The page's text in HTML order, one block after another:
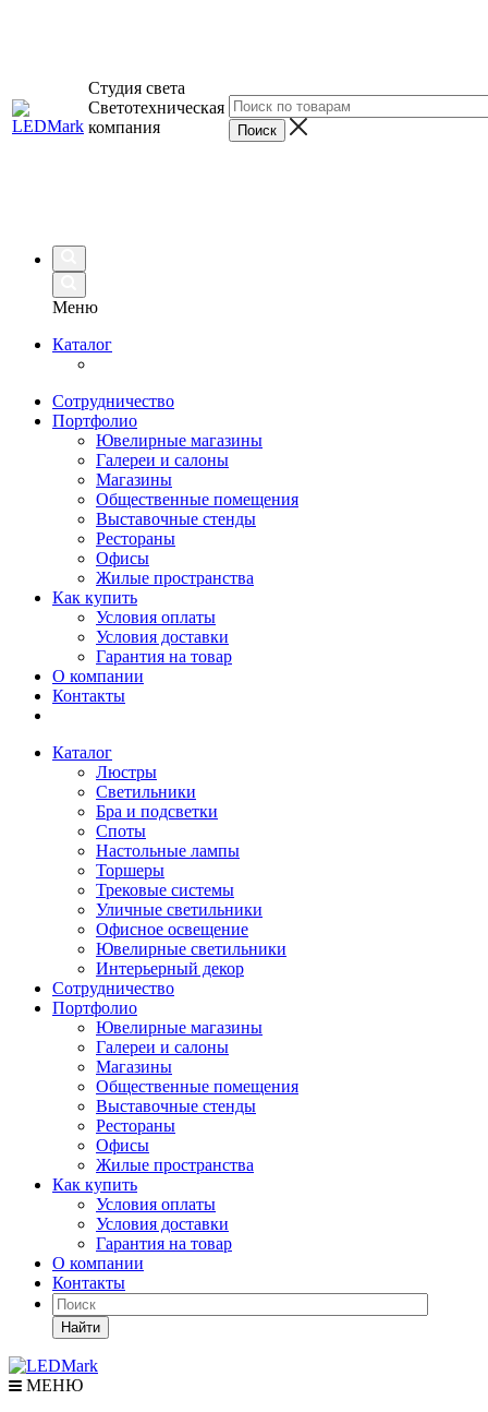
Студия света
Светотехническая
компания
Меню
Каталог
Сотрудничество
Портфолио
Ювелирные магазины
Галереи и салоны
Магазины
Общественные помещения
Выставочные стенды
Рестораны
Офисы
Жилые пространства
Как купить
Условия оплаты
Условия доставки
Гарантия на товар
О компании
Контакты
Каталог
Люстры
Светильники
Бра и подсветки
Споты
Настольные лампы
Торшеры
Трековые системы
Уличные светильники
Офисное освещение
Ювелирные светильники
Интерьерный декор
Сотрудничество
Портфолио
Ювелирные магазины
Галереи и салоны
Магазины
Общественные помещения
Выставочные стенды
Рестораны
Офисы
Жилые пространства
Как купить
Условия оплаты
Условия доставки
Гарантия на товар
О компании
Контакты
Найти
МЕНЮ